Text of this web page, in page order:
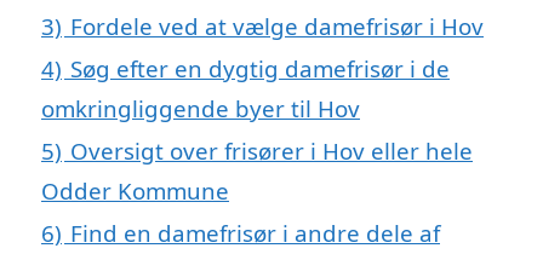
3) Fordele ved at vælge damefrisør i Hov
4) Søg efter en dygtig damefrisør i de
omkringliggende byer til Hov
5) Oversigt over frisører i Hov eller hele
Odder Kommune
6) Find en damefrisør i andre dele af